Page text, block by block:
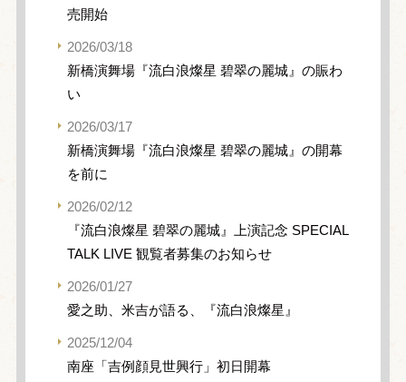
売開始
2026/03/18
新橋演舞場『流白浪燦星 碧翠の麗城』の賑わ
い
2026/03/17
新橋演舞場『流白浪燦星 碧翠の麗城』の開幕
を前に
2026/02/12
『流白浪燦星 碧翠の麗城』上演記念 SPECIAL
TALK LIVE 観覧者募集のお知らせ
2026/01/27
愛之助、米吉が語る、『流白浪燦星』
2025/12/04
南座「吉例顔見世興行」初日開幕